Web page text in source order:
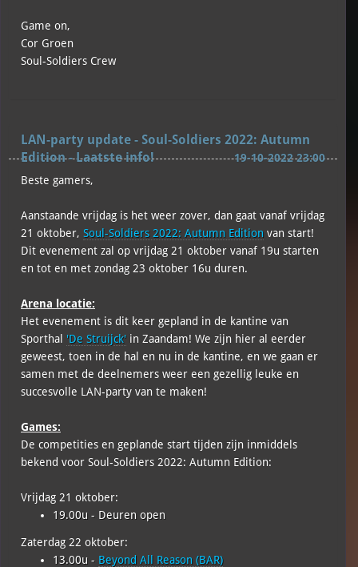
Game on,
Cor Groen
Soul-Soldiers Crew
LAN-party update - Soul-Soldiers 2022: Autumn
Edition - Laatste info!
19-10-2022 23:00
Beste gamers,
Aanstaande vrijdag is het weer zover, dan gaat vanaf vrijdag
21 oktober, Soul-Soldiers 2022: Autumn Edition van start!
Dit evenement zal op vrijdag 21 oktober vanaf 19u starten
en tot en met zondag 23 oktober 16u duren.
Arena locatie:
Het evenement is dit keer gepland in de kantine van
Sporthal 'De Struijck' in Zaandam! We zijn hier al eerder
geweest, toen in de hal en nu in de kantine, en we gaan er
samen met de deelnemers weer een gezellig leuke en
succesvolle LAN-party van te maken!
Games:
De competities en geplande start tijden zijn inmiddels
bekend voor Soul-Soldiers 2022: Autumn Edition:
Vrijdag 21 oktober:
19.00u - Deuren open
Zaterdag 22 oktober:
13.00u - Beyond All Reason (BAR)